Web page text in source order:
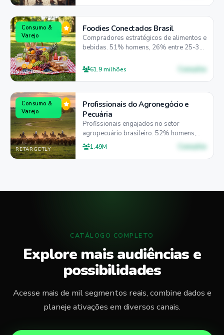
Consumo &
Varejo
NAVEGG
Foodies Conectados Brasil
Compradores estratégicos de alimentos e
bebidas. 51% homens, 26% entre 25-34
descobrir e comprar.
61.9 milhões Consulte
Consumo &
Varejo
RETARGETLY
Profissionais do Agronegócio e
Pecuária
Profissionais engajados no setor
agropecuário brasileiro. 52% homens,
50% entre 25-44 anos, 57% preferem
mobile.
1.49M Consulte
CATÁLOGO COMPLETO
Explore mais audiências e
possibilidades
Acesse mais de mil segmentos reais, combine dados e
planeje ativações em diversos canais.